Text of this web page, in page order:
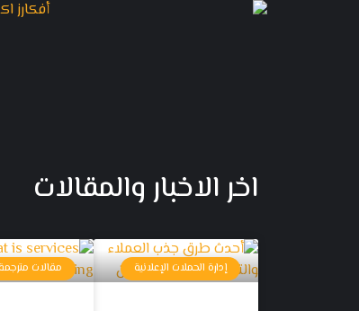
اخر الاخبار والمقالات
إدارة الحملات الإعلانية مقالات مترجمة